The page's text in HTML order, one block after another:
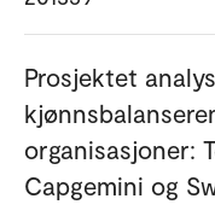
Prosjektet
organisasjoner:
Capgemini og